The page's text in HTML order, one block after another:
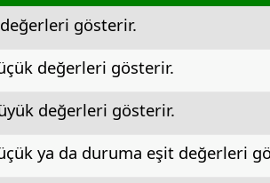
gösterir.
değerleri gösterir.
değerleri gösterir.
ya da duruma eşit değerleri